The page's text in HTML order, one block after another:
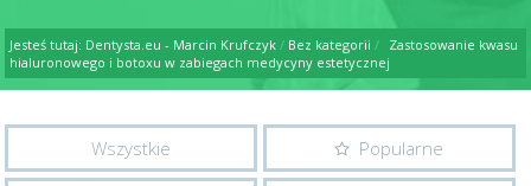
Jesteś tutaj: Dentysta.eu - Marcin Krufczyk / Bez kategorii /
Zastosowanie kwasu
hialuronowego i botoxu w zabiegach medycyny estetycznej
Wszystkie Popularne